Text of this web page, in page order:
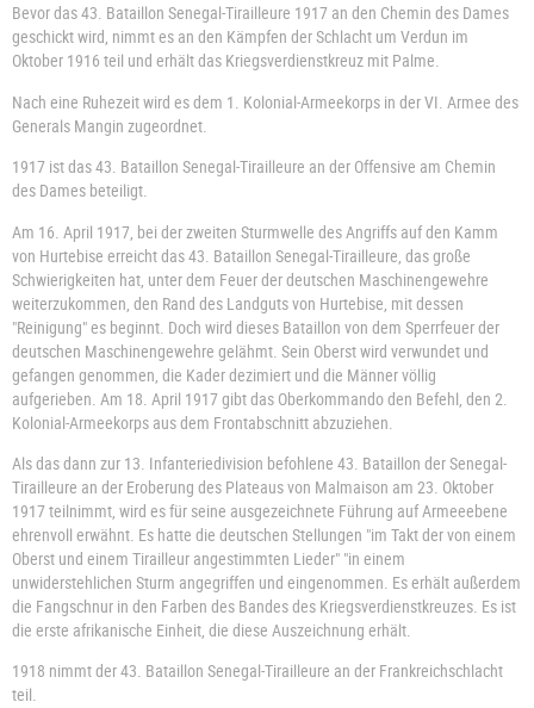
Bevor das 43. Bataillon Senegal-Tirailleure 1917 an den Chemin des Dames
geschickt wird, nimmt es an den Kämpfen der Schlacht um Verdun im
Oktober 1916 teil und erhält das Kriegsverdienstkreuz mit Palme.
Nach eine Ruhezeit wird es dem 1. Kolonial-Armeekorps in der VI. Armee des
Generals Mangin zugeordnet.
1917 ist das 43. Bataillon Senegal-Tirailleure an der Offensive am Chemin
des Dames beteiligt.
Am 16. April 1917 , bei der zweiten Sturmwelle des Angriffs auf den Kamm
von Hurtebise erreicht das 43. Bataillon Senegal-Tirailleure, das große
Schwierigkeiten hat, unter dem Feuer der deutschen Maschinengewehre
weiterzukommen, den Rand des Landguts von Hurtebise, mit dessen
"Reinigung" es beginnt. Doch wird dieses Bataillon von dem Sperrfeuer der
deutschen Maschinengewehre gelähmt. Sein Oberst wird verwundet und
gefangen genommen, die Kader dezimiert und die Männer völlig
aufgerieben. Am 18. April 1917 gibt das Oberkommando den Befehl, den 2.
Kolonial-Armeekorps aus dem Frontabschnitt abzuziehen.
Als das dann zur 13. Infanteriedivision befohlene 43. Bataillon der Senegal-
Tirailleure an der Eroberung des Plateaus von Malmaison am 23. Oktober
1917teilnimmt, wird es für seine ausgezeichnete Führung auf Armeeebene
ehrenvoll erwähnt. Es hatte die deutschen Stellungen "im Takt der von einem
Oberst und einem Tirailleur angestimmten Lieder" "in einem
unwiderstehlichen Sturm angegriffen und eingenommen. Es erhält außerdem
die Fangschnur in den Farben des Bandes des Kriegsverdienstkreuzes. Es ist
die erste afrikanische Einheit, die diese Auszeichnung erhält.
1918 nimmt der 43. Bataillon Senegal-Tirailleure an der Frankreichschlacht
teil.